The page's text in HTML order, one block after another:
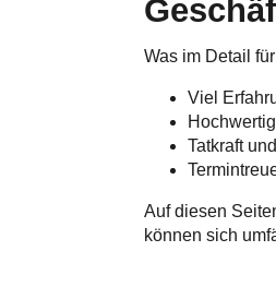
Was im Detail
Viel
Tatkraft
Auf diesen
können sich